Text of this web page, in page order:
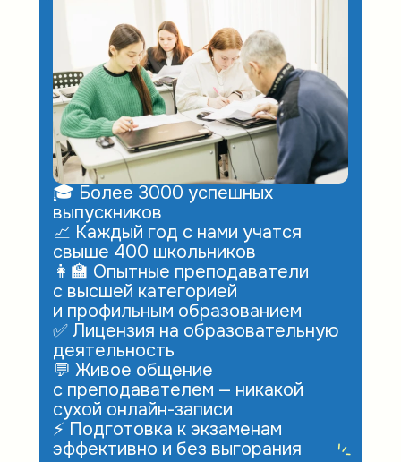
🎓 Более 3000 успешных
выпускников
📈 Каждый год с нами учатся
свыше 400 школьников
👩‍🏫 Опытные преподаватели
с высшей категорией
и профильным образованием
✅ Лицензия на образовательную
деятельность
💬 Живое общение
с преподавателем — никакой
сухой онлайн-записи
⚡ Подготовка к экзаменам
эффективно и без выгорания